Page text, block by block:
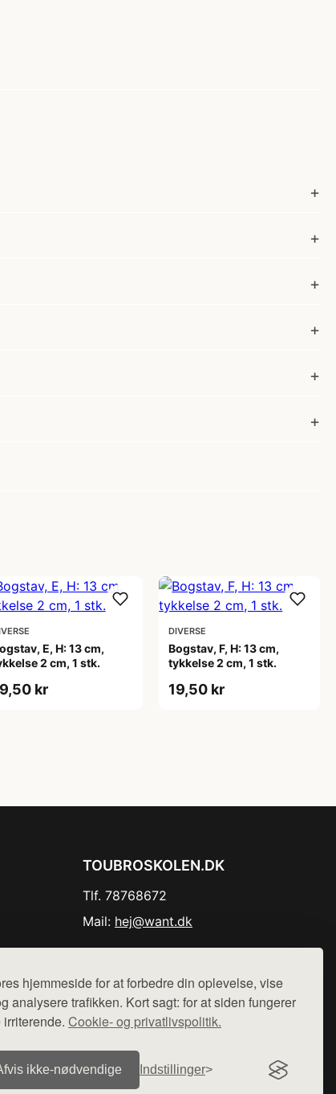
hjemmeside for at forbedre din oplevelse, vise
analysere trafikken. Kort sagt: for at siden fungerer
Cookie- og privatlivspolitik.
ikke‑nødvendige Indstillinger
E, H: 13 cm,
2 cm, 1 stk.
kr
DIVERSE
Bogstav, F, H: 13 cm,
tykkelse 2 cm, 1 stk.
19,50 kr
TOUBROSKOLEN.DK
Tlf. 78768672
Mail: hej@want.dk
ikke varer fra denne side - vi henviser til de shops,